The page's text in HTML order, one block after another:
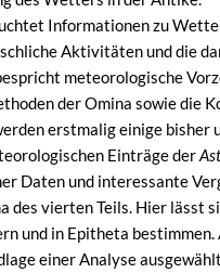
Informationen zu
Aktivitäten und die
meteorologische
der Omina sowie die
erstmalig einige
Einträge der
Daten und interessante
des vierten Teils. Hier lässt
und in Epitheta
einer Analyse